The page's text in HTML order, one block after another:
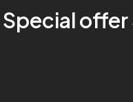
Special offer